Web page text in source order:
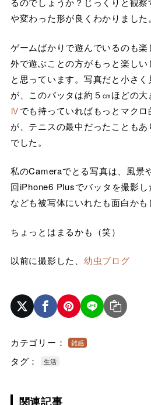
や変わった形が良くわかりました。
ゲームばかりで遊んでいるのも
外で遊ぶことの方がもっと楽し
と思っています。写真だと小さ
が、このバッタは約５㎝ほどの大
Ⅳでも持っていればもっとマク
が、テニスの最中だったことも
でした。
私のCameraでとる写真は、風景
回iPhone6 Plusでバッタを撮影
なども被写体にいれたも面白かも
ちょっとはまるかも（笑）
以前に撮影した、 幼虫ブログ
カテゴリー： 雑感
タグ： 生活
関連記事